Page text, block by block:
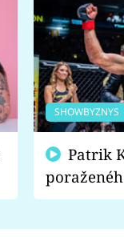
SHOWBYZNYS
fanoušci